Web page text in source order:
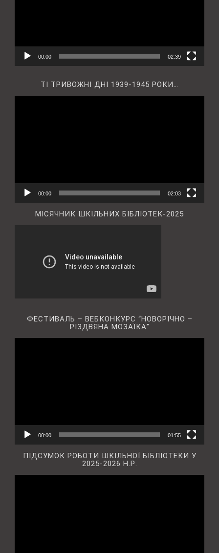
00:00 02:39
ТІ ТРИВОЖНІ ДНІ 1939-1945 РОКИ…
00:00 02:03
МІСЯЧНИК ШКІЛЬНИХ БІБЛІОТЕК-2025
ФЕСТИВАЛЬ – ВЕБКОНКУРС “НОВОРІЧНО –
РІЗДВЯНА МОЗАЇКА”
00:00 01:55
ПІДСУМОК РОБОТИ ШКІЛЬНОЇ БІБЛІОТЕКИ У
2025-2026 Н.Р.